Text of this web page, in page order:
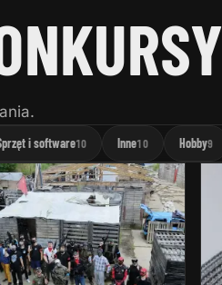
i software10 Inne10 Hobby9